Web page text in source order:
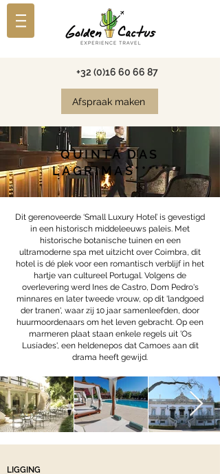
+32 (0)16 60 66 87
Afspraak maken
QUINTA DAS
LAGRIMAS*****
Dit gerenoveerde ‘Small Luxury Hotel’ is gevestigd
in een historisch middeleeuws paleis. Met
historische botanische tuinen en een
ultramoderne spa met uitzicht over Coimbra, dit
hotel is dé plek voor een romantisch verblijf in het
hartje van cultureel Portugal. Volgens de
overlevering werd Ines de Castro, Dom Pedro's
minnares en later tweede vrouw, op dit 'landgoed
der tranen', waar zij 10 jaar samenleefden, door
huurmoordenaars om het leven gebracht. Op een
marmeren plaat staan enkele regels uit 'Os
Lusíades', een heldenepos dat Camoes aan dit
drama heeft gewijd.
LIGGING